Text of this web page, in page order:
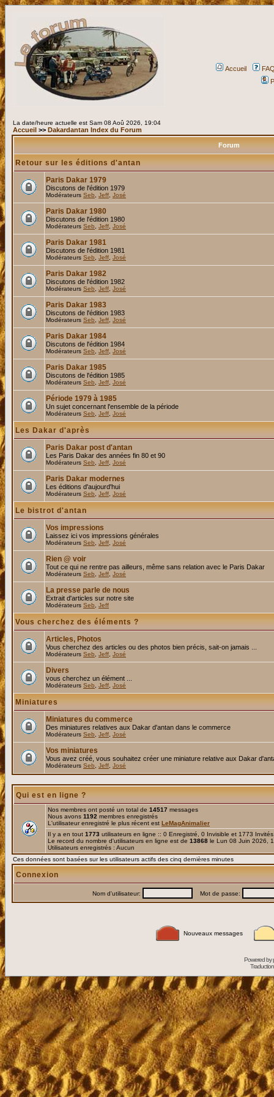
Accueil
La date/heure actuelle est Sam 08 Aoû 2026, 19:04
Accueil >> Dakardantan Index du Forum
Forum
Retour sur les éditions d'antan
Paris Dakar 1979
Discutons de l'édition 1979
Modérateurs Seb Jeff José
Paris Dakar 1980
Discutons de l'édition 1980
Modérateurs Seb Jeff José
Paris Dakar 1981
Discutons de l'édition 1981
Modérateurs Seb Jeff José
Paris Dakar 1982
Discutons de l'édition 1982
Modérateurs Seb Jeff José
Paris Dakar 1983
Discutons de l'édition 1983
Modérateurs Seb Jeff José
Paris Dakar 1984
Discutons de l'édition 1984
Modérateurs Seb Jeff José
Paris Dakar 1985
Discutons de l'édition 1985
Modérateurs Seb Jeff José
Période 1979 à 1985
Un sujet concernant l'ensemble de la période
Modérateurs Seb Jeff José
Les Dakar d'après
Paris Dakar post d'antan
Les Paris Dakar des années fin 80 et 90
Modérateurs Seb Jeff José
Paris Dakar modernes
Les éditions d'aujourd'hui
Modérateurs Seb Jeff José
Le bistrot d'antan
Vos impressions
Laissez ici vos impressions générales
Modérateurs Seb Jeff José
Rien @ voir
Tout ce qui ne rentre pas ailleurs, même sans relation avec le Paris Dakar
Modérateurs Seb Jeff José
La presse parle de nous
Extrait d'articles sur notre site
Modérateurs Seb Jeff
Vous cherchez des éléments ?
Articles, Photos
Vous cherchez des articles ou des photos bien précis, sait-on jamais ...
Modérateurs Seb Jeff José
Divers
vous cherchez un élément ...
Modérateurs Seb Jeff José
Miniatures
Miniatures du commerce
Des miniatures relatives aux Dakar d'antan dans le commerce
Modérateurs Seb Jeff José
Vos miniatures
Vous avez créé, vous souhaitez créer une miniature relative aux Dakar
Modérateurs Seb Jeff José
Qui est en ligne ?
Nos membres ont posté un total de 14517 messages
Nous avons 1192 membres enregistrés
L'utilisateur enregistré le plus récent est LeMagAnimalier
Il y a en tout 1773 utilisateurs en ligne :: 0 Enregistré, 0 Invisible et 1773
Le record du nombre d'utilisateurs en ligne est de 13868 le Lun 08 Juin 2026,
Utilisateurs enregistrés : Aucun
Ces données sont basées sur les utilisateurs actifs des cinq dernières minutes
Connexion
Nom d'utilisateur: Mot de passe:
Nouveaux messages
Powered by